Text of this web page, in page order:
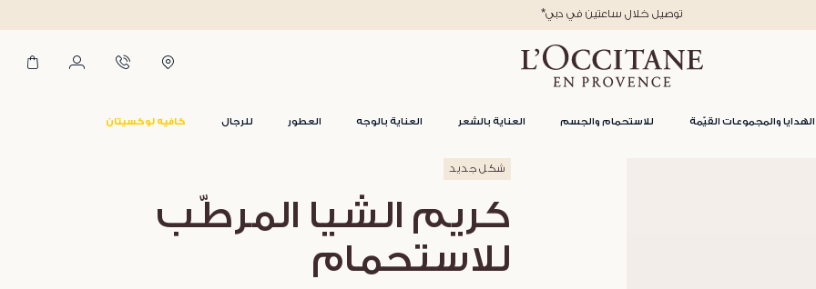
الهدايا والمجموعات القيّمة للاستحمام والجسم العناية بالشعر العناية بالوجه العطور للرجال كافيه لوكسيتان
*توصيل خلال ساعتين في دبي
شكل جديد
كريم الشيا المرطّب
للاستحمام